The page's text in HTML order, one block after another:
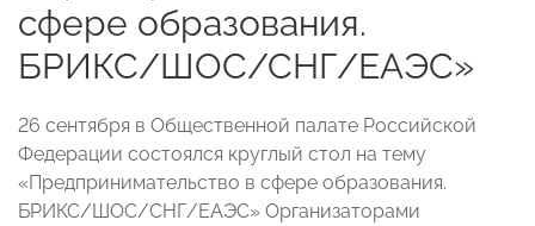
сфере образования.
БРИКС/ШОС/СНГ/ЕАЭС»
26 сентября в Общественной палате Российской
Федерации состоялся круглый стол на тему
«Предпринимательство в сфере образования.
БРИКС/ШОС/СНГ/ЕАЭС» Организаторами